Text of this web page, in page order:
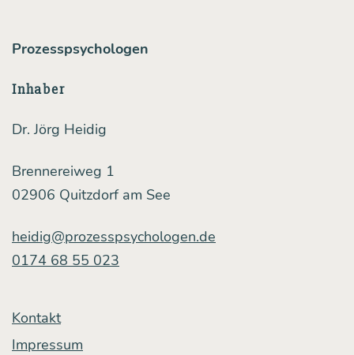
sen
und
Men­
ge
Fra­
mit
denen
ver­
här­
Prozesspsychologen
Inhaber
Dr. Jörg Heidig
Brennereiweg 1
02906 Quitzdorf am See
heidig@prozesspsychologen.de
0174 68 55 023
Kontakt
Impressum